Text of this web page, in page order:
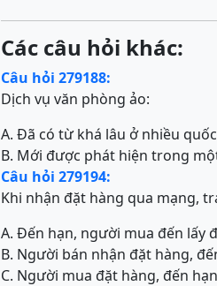
Các câu hỏi khác:
Câu hỏi 279188:
Dịch vụ văn phòng ảo:
A. Đã có từ khá lâu ở nhiều
B. Mới được phát hiện trong
Câu hỏi 279194:
Khi nhận đặt hàng qua mạng,
A. Đến hạn, người mua đến lấy
B. Người bán nhận đặt hàng,
C. Người mua đặt hàng, đến